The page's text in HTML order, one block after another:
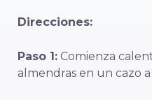
Direcciones:
Paso 1: Comienza
almendras en un cazo